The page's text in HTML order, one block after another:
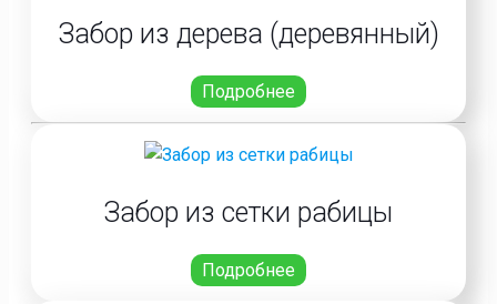
Забор из дерева (деревянный)
Подробнее
Забор из сетки рабицы
Подробнее